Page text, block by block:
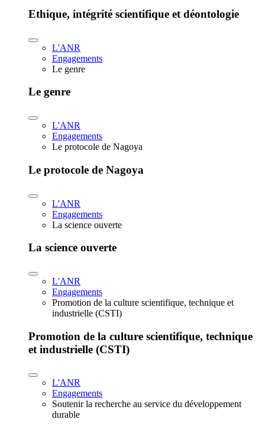
Ethique, intégrité scientifique et déontologie
L'ANR
Engagements
Le genre
Le genre
L'ANR
Engagements
Le protocole de Nagoya
Le protocole de Nagoya
L'ANR
Engagements
La science ouverte
La science ouverte
L'ANR
Engagements
Promotion de la culture scientifique, technique et
industrielle (CSTI)
Promotion de la culture scientifique, technique
et industrielle (CSTI)
L'ANR
Engagements
Soutenir la recherche au service du développement
durable